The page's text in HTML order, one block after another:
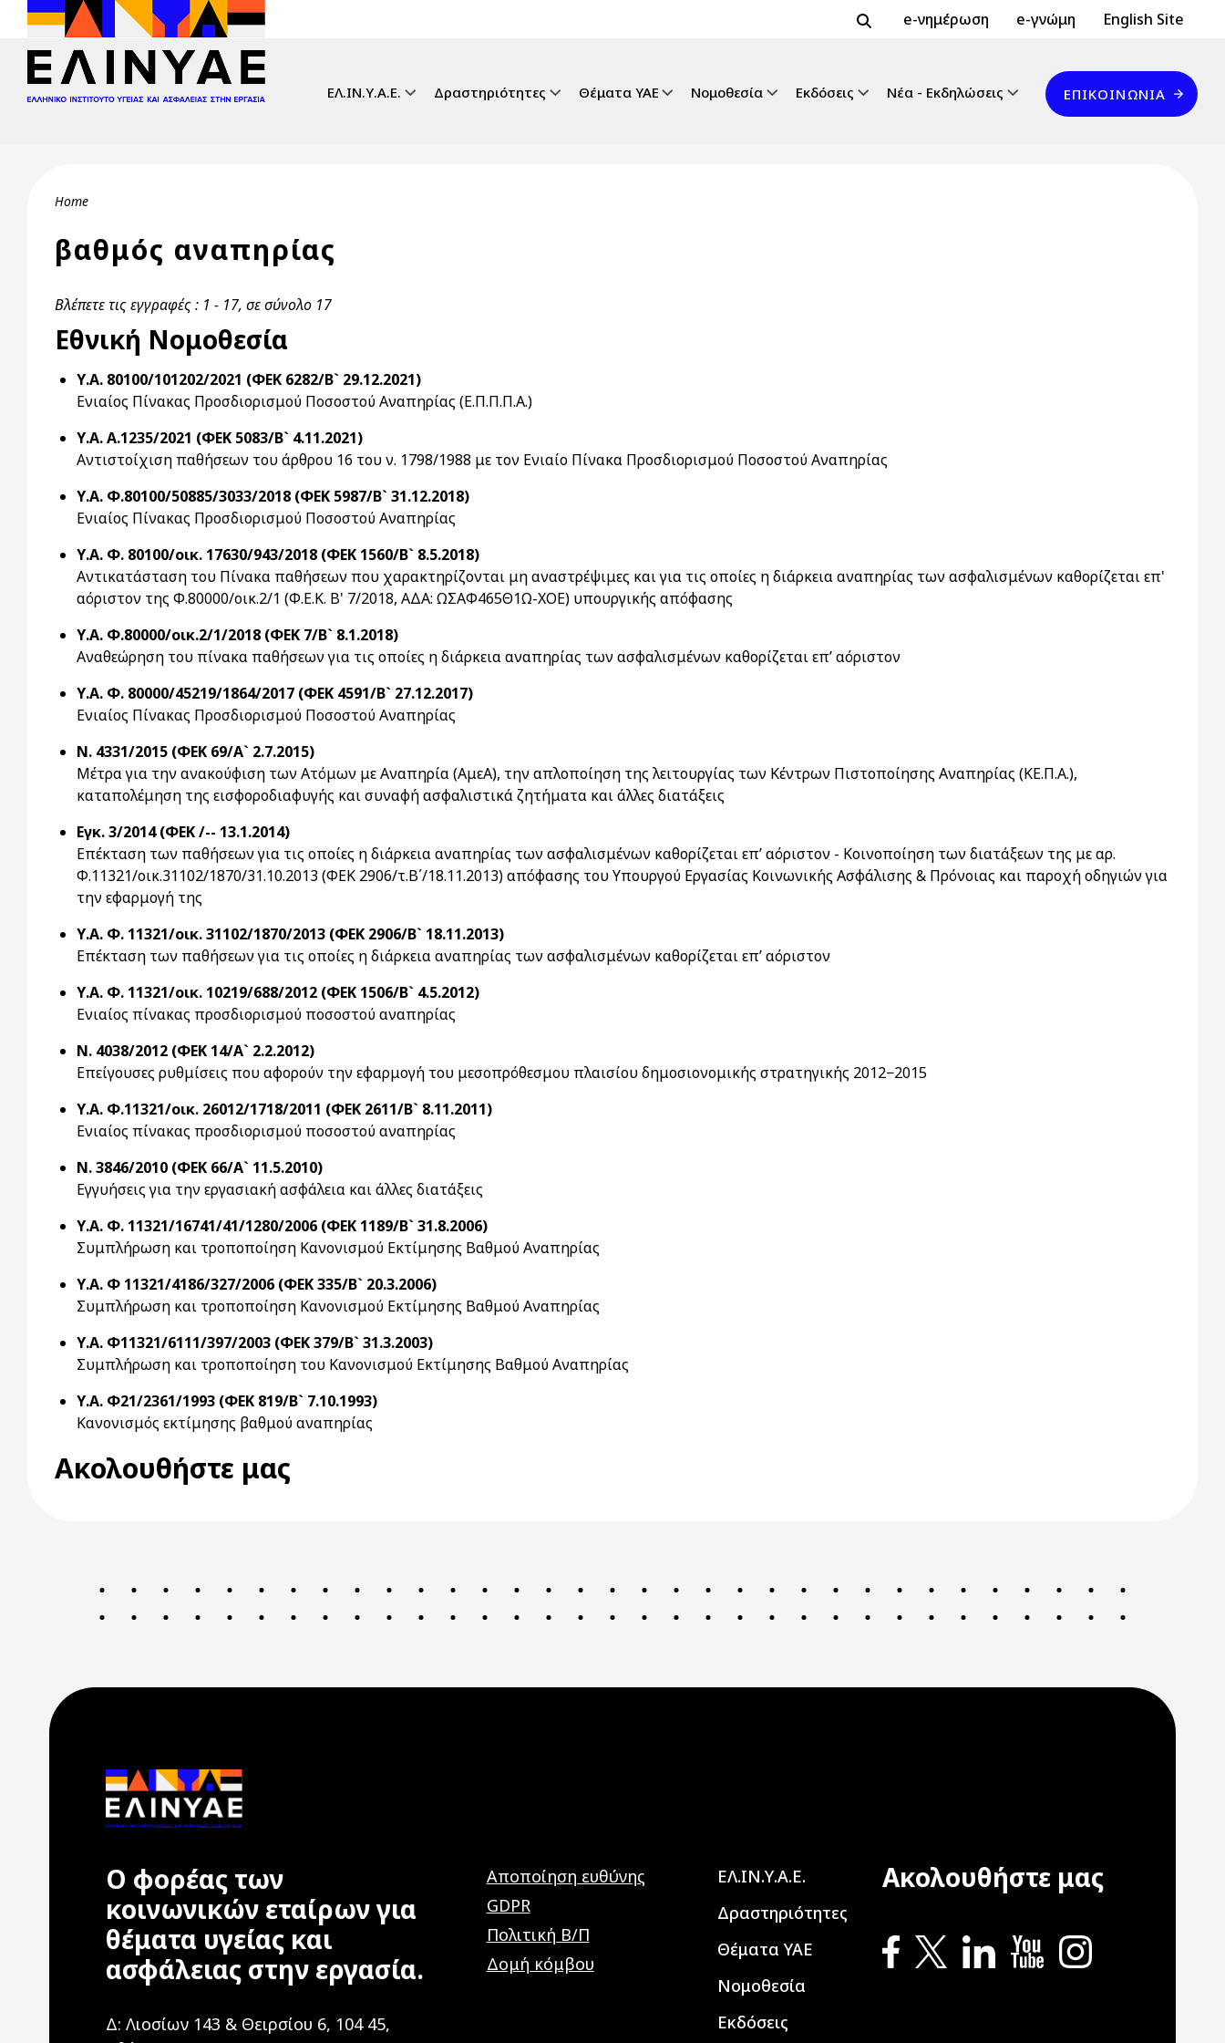
Skip to main content Header Top 2
e-νημέρωση e-γνώμη Header Top
English Site
ΕΛ.ΙΝ.Υ.Α.Ε. Δραστηριότητες Θέματα ΥΑΕ Νομοθεσία Εκδόσεις Νέα - Εκδηλώσεις
Επικοινωνία
ΕΠΙΚΟΙΝΩΝΊΑ
Breadcrumb
Home
βαθμός αναπηρίας
Βλέπετε τις εγγραφές : 1 - 17, σε σύνολο 17
Εθνική Νομοθεσία
Υ.Α. 80100/101202/2021 (ΦΕΚ 6282/Β` 29.12.2021)
Ενιαίος Πίνακας Προσδιορισμού Ποσοστού Αναπηρίας (Ε.Π.Π.Π.Α.)
Υ.Α. Α.1235/2021 (ΦΕΚ 5083/Β` 4.11.2021)
Αντιστοίχιση παθήσεων του άρθρου 16 του ν. 1798/1988 με τον Ενιαίο Πίνακα Προσδιορισμού Ποσοστού Αναπηρίας
Υ.Α. Φ.80100/50885/3033/2018 (ΦΕΚ 5987/Β` 31.12.2018)
Ενιαίος Πίνακας Προσδιορισμού Ποσοστού Αναπηρίας
Υ.Α. Φ. 80100/οικ. 17630/943/2018 (ΦΕΚ 1560/Β` 8.5.2018)
Αντικατάσταση του Πίνακα παθήσεων που χαρακτηρίζονται μη αναστρέψιμες και για τις οποίες η διάρκεια αναπηρίας των ασφαλισμένων καθορίζεται επ'
αόριστον της Φ.80000/οικ.2/1 (Φ.Ε.Κ. Β' 7/2018, ΑΔΑ: ΩΣΑΦ465Θ1Ω-ΧΟΕ) υπουργικής απόφασης
Υ.Α. Φ.80000/οικ.2/1/2018 (ΦΕΚ 7/Β` 8.1.2018)
Αναθεώρηση του πίνακα παθήσεων για τις οποίες η διάρκεια αναπηρίας των ασφαλισμένων καθορίζεται επ’ αόριστον
Υ.Α. Φ. 80000/45219/1864/2017 (ΦΕΚ 4591/Β` 27.12.2017)
Ενιαίος Πίνακας Προσδιορισμού Ποσοστού Αναπηρίας
Ν. 4331/2015 (ΦΕΚ 69/Α` 2.7.2015)
Μέτρα για την ανακούφιση των Ατόμων με Αναπηρία (ΑμεΑ), την απλοποίηση της λειτουργίας των Κέντρων Πιστοποίησης Αναπηρίας (ΚΕ.Π.Α.),
καταπολέμηση της εισφοροδιαφυγής και συναφή ασφαλιστικά ζητήματα και άλλες διατάξεις
Εγκ. 3/2014 (ΦΕΚ /-- 13.1.2014)
Επέκταση των παθήσεων για τις οποίες η διάρκεια αναπηρίας των ασφαλισμένων καθορίζεται επ’ αόριστον - Κοινοποίηση των διατάξεων της με αρ.
Φ.11321/οικ.31102/1870/31.10.2013 (ΦΕΚ 2906/τ.Β΄/18.11.2013) απόφασης του Υπουργού Εργασίας Κοινωνικής Ασφάλισης & Πρόνοιας και παροχή οδηγιών για
την εφαρμογή της
Υ.Α. Φ. 11321/οικ. 31102/1870/2013 (ΦΕΚ 2906/Β` 18.11.2013)
Επέκταση των παθήσεων για τις οποίες η διάρκεια αναπηρίας των ασφαλισμένων καθορίζεται επ’ αόριστον
Υ.Α. Φ. 11321/οικ. 10219/688/2012 (ΦΕΚ 1506/Β` 4.5.2012)
Ενιαίος πίνακας προσδιορισμού ποσοστού αναπηρίας
Ν. 4038/2012 (ΦΕΚ 14/Α` 2.2.2012)
Επείγουσες ρυθμίσεις που αφορούν την εφαρμογή του μεσοπρόθεσμου πλαισίου δημοσιονομικής στρατηγικής 2012−2015
Υ.Α. Φ.11321/οικ. 26012/1718/2011 (ΦΕΚ 2611/Β` 8.11.2011)
Ενιαίος πίνακας προσδιορισμού ποσοστού αναπηρίας
Ν. 3846/2010 (ΦΕΚ 66/Α` 11.5.2010)
Εγγυήσεις για την εργασιακή ασφάλεια και άλλες διατάξεις
Υ.Α. Φ. 11321/16741/41/1280/2006 (ΦΕΚ 1189/Β` 31.8.2006)
Συμπλήρωση και τροποποίηση Κανονισμού Εκτίμησης Βαθμού Αναπηρίας
Υ.Α. Φ 11321/4186/327/2006 (ΦΕΚ 335/Β` 20.3.2006)
Συμπλήρωση και τροποποίηση Κανονισμού Εκτίμησης Βαθμού Αναπηρίας
Υ.Α. Φ11321/6111/397/2003 (ΦΕΚ 379/Β` 31.3.2003)
Συμπλήρωση και τροποποίηση του Κανονισμού Εκτίμησης Βαθμού Αναπηρίας
Υ.Α. Φ21/2361/1993 (ΦΕΚ 819/Β` 7.10.1993)
Κανονισμός εκτίμησης βαθμού αναπηρίας
Ακολουθήστε μας
Ο φορέας των
κοινωνικών εταίρων για
θέματα υγείας και
ασφάλειας στην εργασία.
Δ: Λιοσίων 143 & Θειρσίου 6, 104 45,
Αποποίηση ευθύνης
GDPR
Πολιτική Β/Π
Δομή κόμβου
Main navigation
ΕΛ.ΙΝ.Υ.Α.Ε.
Δραστηριότητες
Θέματα ΥΑΕ
Νομοθεσία
Εκδόσεις
Ακολουθήστε μας